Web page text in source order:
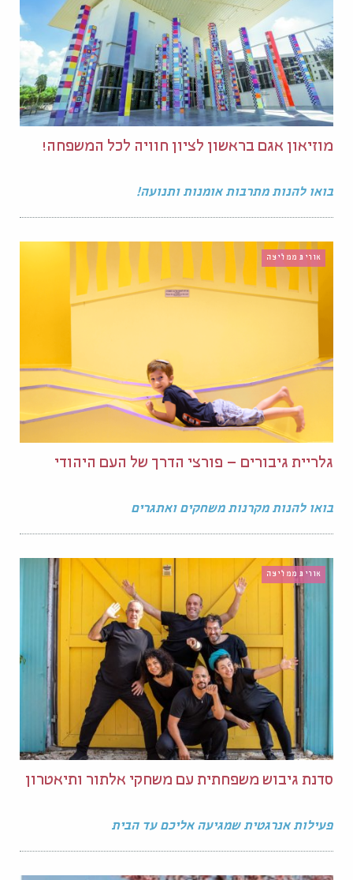
מוזיאון אגם בראשון לציון חוויה לכל המשפחה!
בואו להנות מתרבות אומנות ותנועה!
אורית ממליצה
גלריית גיבורים – פורצי הדרך של העם היהודי
בואו להנות מקרנות משחקים ואתגרים
אורית ממליצה
סדנת גיבוש משפחתית עם משחקי אלתור ותיאטרון
פעילות אנרגטית שמגיעה אליכם עד הבית